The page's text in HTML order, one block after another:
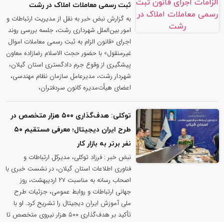
ثبت رسمی معاملات املاک در رشت
به گزارش نبض خبر به نقل از مدیریت ارتباطات و
امور بین‌الملل شهرداری رشت، جلسه بررسی روند
اجرای «قانون الزام به ثبت رسمی معاملات اموال
غیرمنقول» با حضور حجت الاسلام رضازاده معاون
پیشگیری از وقوع جرم دادگستری استان گیلان،
شهردار رشت، مدیرعامل سازمان نظام مهندسی،
اعضای هیأت‌مدیره کانون سردفتران،
توکلی: هدف‌گذاری ۵۰۰ هزار متخصص در
طرح ایران دیجیتال؛ معرفی مستقیم ۵۰
نفر برتر به بازار کار
نبض خبر : فرزاد توکلی، مدیرکل ارتباطات و
فناوری اطلاعات استان گیلان، در نشست خبری با
اصحاب رسانه به مناسبت ۲۷ اردیبهشت، روز
جهانی ارتباطات و روابط عمومی، جزئیات طرح
ملی آموزش ایران دیجیتال را تشریح کرد. او با
تأکید بر هدف‌گذاری ۵۰۰ هزار نیروی متخصص تا